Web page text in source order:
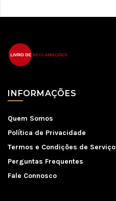
INFORMAÇÕES
Quem Somos
Política de Privacidade
Termos e Condições de Serviço
Perguntas Frequentes
Fale Connosco